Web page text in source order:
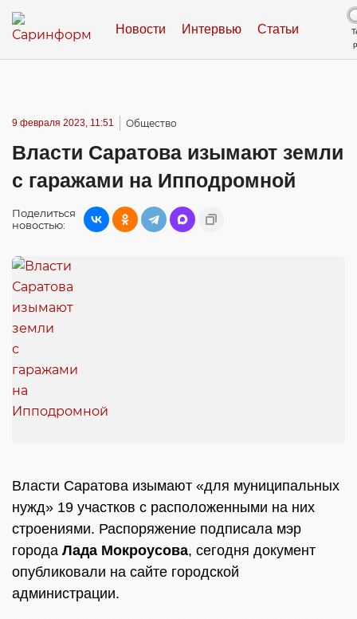
Новости Интервью Статьи
9 февраля 2023, 11:51 Общество
Власти Саратова изымают земли
с гаражами на Ипподромной
Поделиться
новостью:
Власти Саратова изымают «для муниципальных
нужд» 19 участков с расположенными на них
строениями. Распоряжение подписала мэр
города Лада Мокроусова, сегодня документ
опубликовали на сайте городской
администрации.